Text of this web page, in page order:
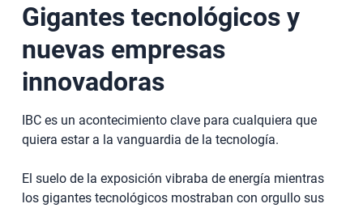
Gigantes tecnológicos y
nuevas empresas
innovadoras
IBC es un acontecimiento clave para cualquiera que
quiera estar a la vanguardia de la tecnología.
El suelo de la exposición vibraba de energía mientras
los gigantes tecnológicos mostraban con orgullo sus